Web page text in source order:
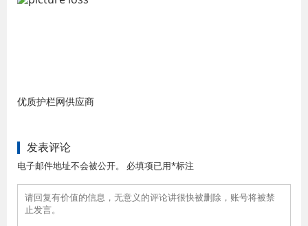
优质护栏网供应商
发表评论
电子邮件地址不会被公开。 必填项已用*标注